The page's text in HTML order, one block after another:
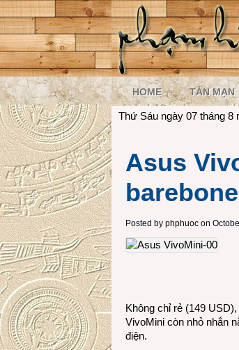
HOME TẢN MẠN
Thứ Sáu ngày 07 tháng 8
Asus
Posted by phphuoc on
Không chỉ rẻ (149
VivoMini còn nhỏ nhắn
điện.